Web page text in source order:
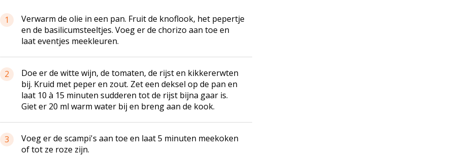
1
Verwarm de olie in een pan. Fruit de knoflook, het pepertje
en de basilicumsteeltjes. Voeg er de chorizo aan toe en
laat eventjes meekleuren.
2
Doe er de witte wijn, de tomaten, de rijst en kikkererwten
bij. Kruid met peper en zout. Zet een deksel op de pan en
laat 10 à 15 minuten sudderen tot de rijst bijna gaar is.
Giet er 20 ml warm water bij en breng aan de kook.
3
Voeg er de scampi's aan toe en laat 5 minuten meekoken
of tot ze roze zijn.